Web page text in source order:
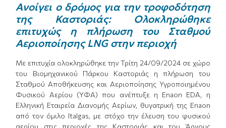
Ανοίγει ο δρόμος για την τροφοδότηση
της Καστοριάς: Ολοκληρώθηκε
επιτυχώς η πλήρωση του Σταθμού
Αεριοποίησης LNG στην περιοχή
Με επιτυχία ολοκληρώθηκε την Τρίτη 24/09/2024 σε χώρο
του Βιομηχανικού Πάρκου Καστοριάς η πλήρωση του
Σταθμού Αποθήκευσης και Αεριοποίησης Υγροποιημένου
Φυσικού Αερίου (ΥΦΑ) που ανέπτυξε η Enaon EDA, η
Ελληνική Εταιρεία Διανομής Αερίων, θυγατρική της Εnaon
από τον όμιλο Italgas, με στόχο την έλευση του φυσικού
αερίου στις περιοχές της Καστοριάς και του Άργους